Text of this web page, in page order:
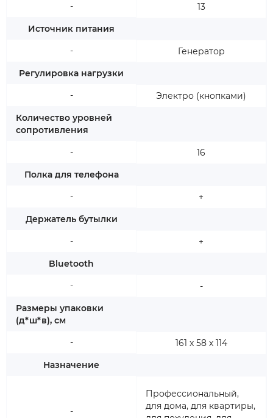
-
Источник питания
-
Регулировка нагрузки
-
Количество уровней
сопротивления
-
Полка для телефона
-
Держатель бутылки
-
Bluetooth
-
Размеры упаковки
(д*ш*в), см
-
Назначение
-
13
Генератор
Электро (кнопками)
16
+
+
-
161 х 58 х 114
Профессиональный,
для дома, для квартиры,